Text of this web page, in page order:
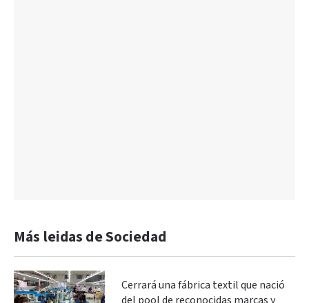
Más leidas de Sociedad
Cerrará una fábrica textil que nació